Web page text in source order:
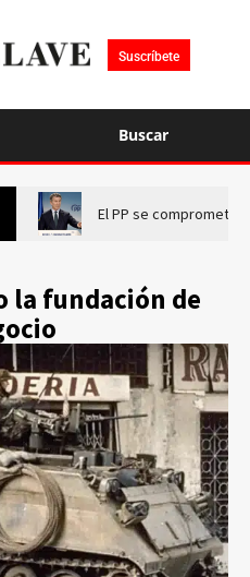
Suscríbete
Buscar
El PP se compromete
la fundación de